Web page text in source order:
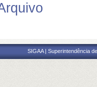
SIGAA | Superintendência